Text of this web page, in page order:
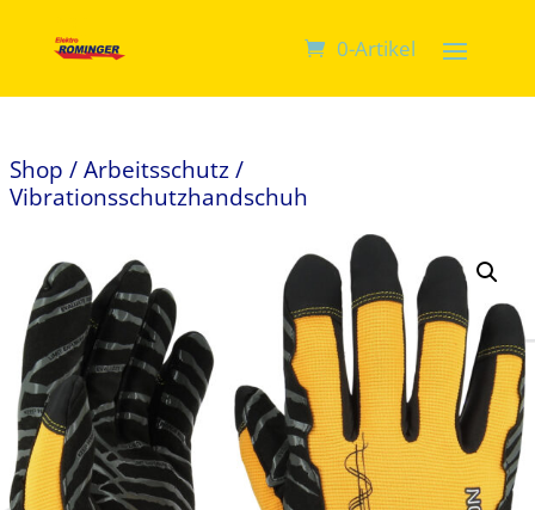
0-Artikel
Shop /Arbeitsschutz/
Vibrationsschutzhandschuh